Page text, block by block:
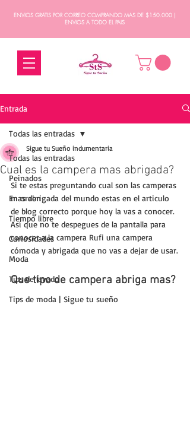
ENVIOS GRATIS POR CORREO COMPRANDO MAS DE $150.000 |
ENVIOS A TODO EL PAIS
Entrada
Todas las entradas
Peinados
En orden
Tiempo libre
Curiosidades
Moda
Tips de lavado
Tips de moda | Sigue tu sueño
Todas las entradas
Cual es la campera mas abrigada?
Sigue tu Sueño indumentaria
Si te estas preguntando cual son las camperas
mas abrigada del mundo estas en el articulo
de blog correcto porque hoy la vas a conocer.
Así que no te despegues de la pantalla para
conocer a la campera Rufi una campera
cómoda y abrigada que no vas a dejar de usar.
Que tipo de campera abriga mas?